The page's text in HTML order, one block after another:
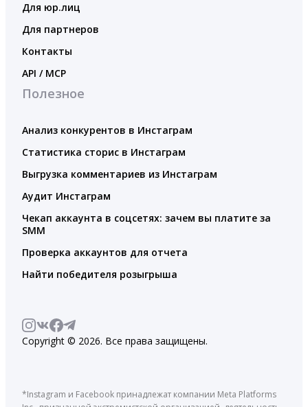
Для юр.лиц
Для партнеров
Контакты
API / MCP
Полезное
Анализ конкурентов в Инстаграм
Статистика сторис в Инстаграм
Выгрузка комментариев из Инстаграм
Аудит Инстаграм
Чекап аккаунта в соцсетях: зачем вы платите за
SMM
Проверка аккаунтов для отчета
Найти победителя розыгрыша
Copyright © 2026. Все права защищены.
*Instagram и Facebook принадлежат компании Meta Platforms